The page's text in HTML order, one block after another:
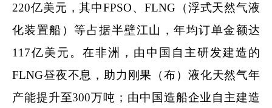
220亿美元，其中FPSO、FLNG（浮式天然气液
化装置船）等占据半壁江山，年均订单金额达
117亿美元。在非洲，由中国自主研发建造的
FLNG昼夜不息，助力刚果（布）液化天然气年
产能提升至300万吨；由中国造船企业自主建造